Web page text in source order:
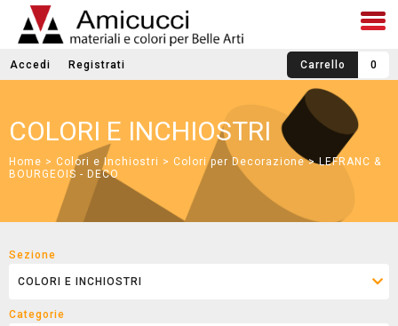
Carrello 0
Accedi Registrati
COLORI E INCHIOSTRI
Home > Colori e Inchiostri > Colori per Decorazione> LEFRANC &
BOURGEOIS - DECO
Sezione
Categorie